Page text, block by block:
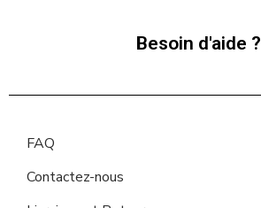
Besoin d'aide ?
FAQ
Contactez-nous